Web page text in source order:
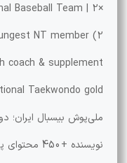
Baseball Team | 2×
NT member (2
coach & supplement
Taekwondo gold
ملی‌پوش بیسبال ایران؛
نویسنده